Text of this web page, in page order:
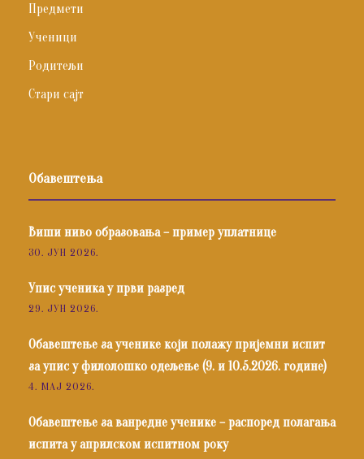
Предмети
Ученици
Родитељи
Стари сајт
Обавештења
Виши ниво образовања – пример уплатнице
30. ЈУН 2026.
Упис ученика у први разред
29. ЈУН 2026.
Обавештење за ученике који полажу пријемни испит
за упис у филолошко одељење (9. и 10.5.2026. године)
4. МАЈ 2026.
Обавештење за ванредне ученике – распоред полагања
испита у априлском испитном року